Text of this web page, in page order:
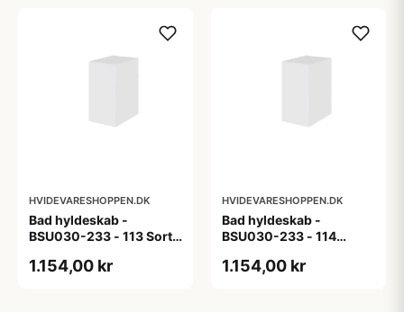
HVIDEVARESHOPPEN.DK
Bad hyldeskab -
BSU030-233 - 113 Sort
1.154,00 kr
HVIDEVARESHOPPEN.DK
Bad hyldeskab -
BSU030-233 - 114
m/eg ABS-kant
1.154,00 kr